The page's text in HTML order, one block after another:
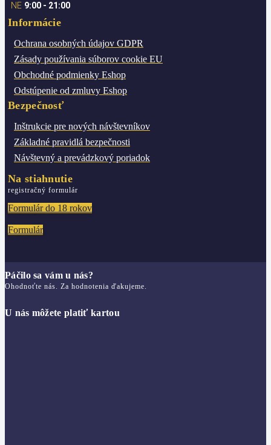
NE 9:00 - 21:00
Informácie
Ochrana osobných údajov GDPR
Zásady používania súborov cookie EU
Obchodné podmienky Eshop
Odstúpenie od zmluvy Eshop
Bezpečnosť
Inštrukcie pre nových návštevníkov
Základné pravidlá bezpečnosti
Návštevný a prevádzkový poriadok
Na stiahnutie
registračný formulár
Formulár do 18 rokov
Formulár
Páčilo sa vám u nás?
Ohodnoťte nás. Za hodnotenia ďakujeme.
U nás môžete platiť kartou